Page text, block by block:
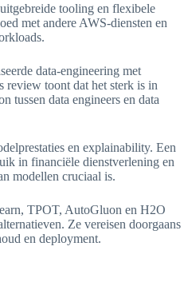
tooling en flexibele
met andere AWS-diensten en
data-engineering met
toont dat het sterk is in
tussen data engineers en data
en explainability. Een
in financiële dienstverlening en
modellen cruciaal is.
TPOT, AutoGluon en H2O
Ze vereisen doorgaans
en deployment.